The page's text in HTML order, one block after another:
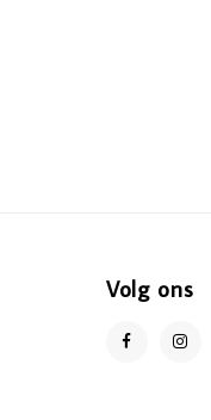
Volg ons